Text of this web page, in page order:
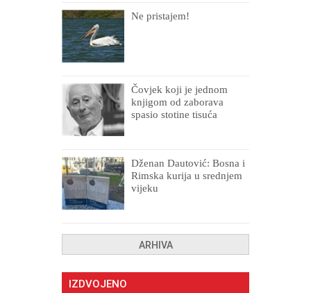
Ne pristajem!
Čovjek koji je jednom
knjigom od zaborava
spasio stotine tisuća
Dženan Dautović: Bosna i
Rimska kurija u srednjem
vijeku
ARHIVA
IZDVOJENO